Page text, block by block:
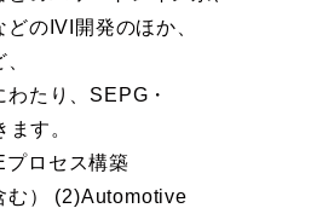
のIVI開発のほか、
たり、SEPG・
す。
ロセス構築
む） (2)Automotive